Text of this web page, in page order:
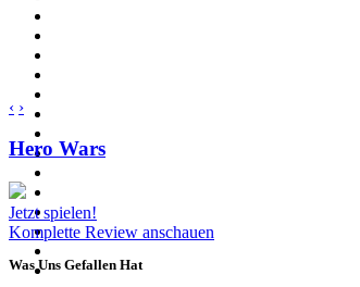
‹ ›
Hero Wars
Jetzt spielen!
Komplette Review anschauen
Was Uns Gefallen Hat